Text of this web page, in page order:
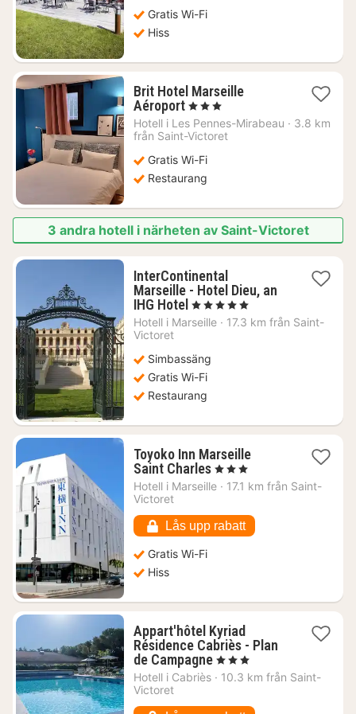
Gratis Wi-Fi
Hiss
Brit Hotel Marseille
Aéroport1
natt
från
kr.
, 3 Stjärnor
Hotell i Les Pennes-Mirabeau · 3.8 km
från Saint-Victoret
Gratis Wi-Fi
Restaurang
3 andra hotell i närheten av Saint-Victoret
InterContinental
Marseille - Hotel Dieu, an
IHG Hotel 1
natt
kr.
, 5 Stjärnor
Hotell i Marseille · 17.3 km från Saint-
Victoret
Simbassäng
Gratis Wi-Fi
Restaurang
Toyoko Inn Marseille
Saint Charles1
natt
kr.
, 3 Stjärnor
Hotell i Marseille · 17.1 km från Saint-
Victoret
Lås upp rabatt
Gratis Wi-Fi
Hiss
Appart'hôtel Kyriad
Résidence Cabriès - Plan
de Campagne1
natt
, 3 Stjärnor
Hotell i Cabriès · 10.3 km från Saint-
Victoret